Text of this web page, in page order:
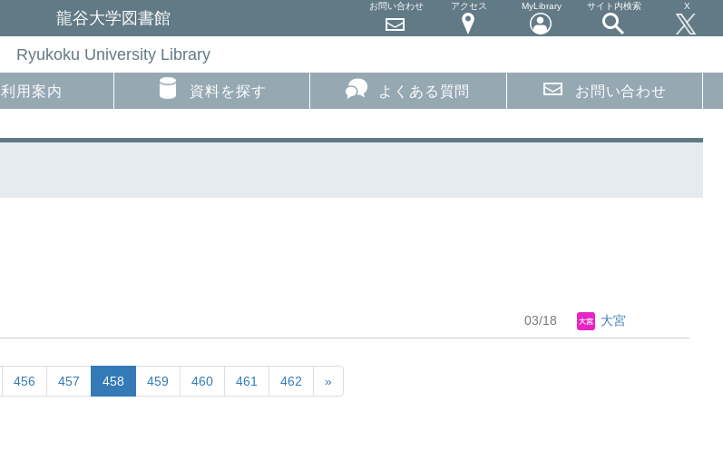
龍谷大学図書館
Ryukoku University Library
お問い合わせ アクセス MyLibrary サイト内検索 X
利用案内 資料を探す よくある質問 お問い合わせ
03/18 大宮
456 457 458 459 460 461 462 »